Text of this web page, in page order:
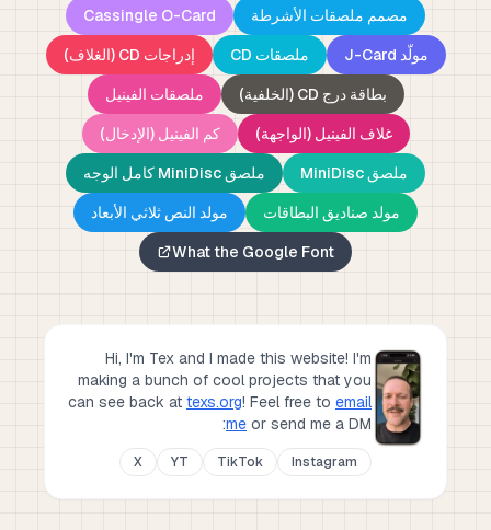
مصمم ملصقات الأشرطة
Cassingle O-Card
مولّد J-Card
ملصقات CD
إدراجات CD (الغلاف)
بطاقة درج CD (الخلفية)
ملصقات الفينيل
غلاف الفينيل (الواجهة)
كم الفينيل (الإدخال)
ملصق MiniDisc
ملصق MiniDisc كامل الوجه
مولد صناديق البطاقات
مولد النص ثلاثي الأبعاد
What the Google Font
Hi, I'm Tex and I made this website! I'm
making a bunch of cool projects that you
can see back at texs.org! Feel free to email
me or send me a DM:
Instagram
TikTok
YT
X